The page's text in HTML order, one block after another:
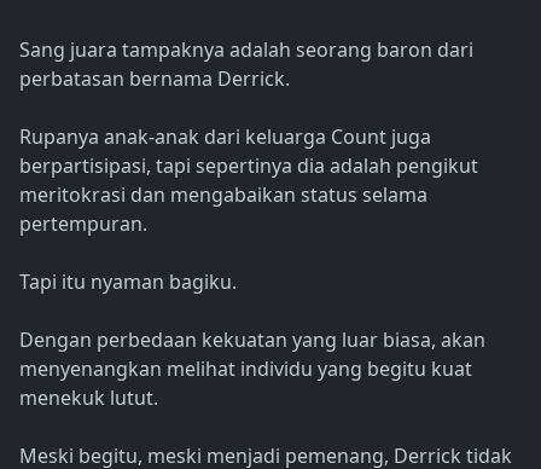
Sang juara tampaknya adalah seorang baron dari
perbatasan bernama Derrick.
Rupanya anak-anak dari keluarga Count juga
berpartisipasi, tapi sepertinya dia adalah pengikut
meritokrasi dan mengabaikan status selama
pertempuran.
Tapi itu nyaman bagiku.
Dengan perbedaan kekuatan yang luar biasa, akan
menyenangkan melihat individu yang begitu kuat
menekuk lutut.
Meski begitu, meski menjadi pemenang, Derrick tidak